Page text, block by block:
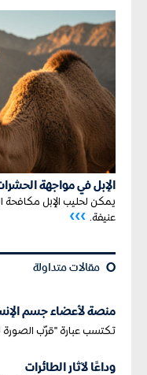
الإبل في مواجهة
يمكن لحليب الإبل مكافحة
عنيفة.
›››
¢ مقالات متداولة
منصة لأعضاء جسم
تكتسب عبارة "قرّب الصورة
وداعًا لآثار الطائرات